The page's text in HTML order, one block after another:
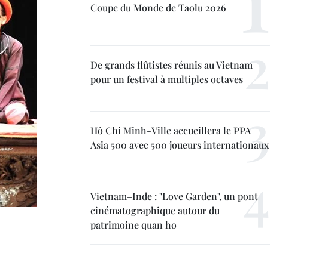
Coupe du Monde de Taolu 2026
De grands flûtistes réunis au Vietnam
pour un festival à multiples octaves
Hô Chi Minh-Ville accueillera le PPA
Asia 500 avec 500 joueurs internationaux
Vietnam–Inde : "Love Garden", un pont
cinématographique autour du
patrimoine quan ho